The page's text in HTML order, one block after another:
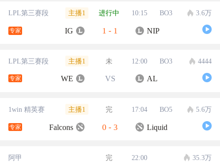
LPL第三赛段 主播1 进行中 10:15 BO3 3.6万
专家 IG 1 - 1 NIP
LPL第三赛段 主播1 未 12:00 BO3 4444
专家 WE VS AL
1win 精英赛 主播1 完 17:04 BO5 5.6万
专家 Falcons 0 - 3 Liquid
阿甲 完 22:00 35.3万